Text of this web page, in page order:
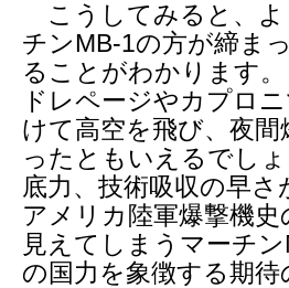
こうしてみると、よ
チンMB-1の方が締ま
ることがわかります
ドレページやカプロ
けて高空を飛び、夜
ったともいえるでし
底力、技術吸収の早
アメリカ陸軍爆撃機
見えてしまうマーチ
の国力を象徴する期